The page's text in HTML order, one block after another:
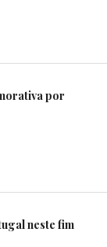
por
neste fim